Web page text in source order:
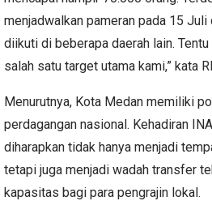
menjadwalkan pameran pada 15
diikuti di beberapa daerah lain.
salah satu target utama kami,” kata
Menurutnya, Kota Medan memiliki
perdagangan nasional. Kehadiran
diharapkan tidak hanya menjadi
tetapi juga menjadi wadah transfer
kapasitas bagi para pengrajin lokal.